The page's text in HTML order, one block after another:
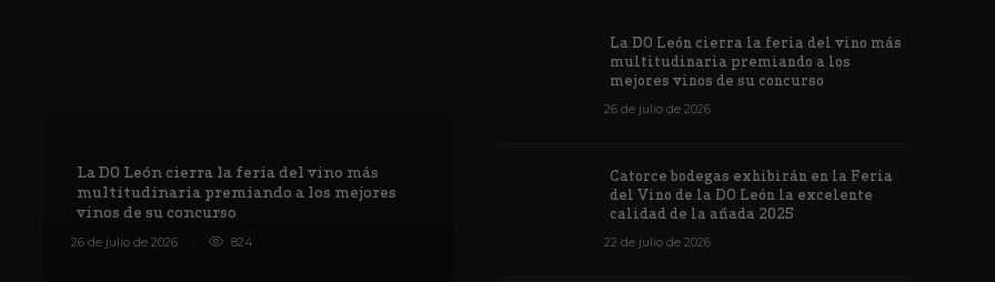
La DO León cierra la feria del vino más
multitudinaria premiando a los mejores
vinos de su concurso
26 de julio de 2026 824
Vino de la DO León para León XIV
1171
La DO León cierra la feria del vino más
multitudinaria premiando a los
mejores vinos de su concurso
26 de julio de 2026
Catorce bodegas exhibirán en la Feria
del Vino de la DO León la excelente
calidad de la añada 2025
22 de julio de 2026